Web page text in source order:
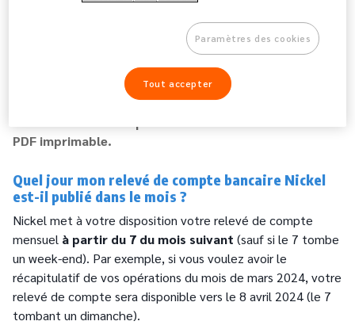
Cliquez sur l’onglet« mes relevés »
Sélectionnez l’année et le mois voulus.
Cliquez sur l’onglet« Télécharger »
PDF imprimable.
Quel jour mon relevé de compte bancaire Nickel
est-il publié dans le mois ?
Nickel met à votre disposition votre relevé de compte
mensuel à partir du 7 du mois suivant (sauf si le 7 tombe
un week-end). Par exemple, si vous voulez avoir le
récapitulatif de vos opérations du mois de mars 2024, votre
relevé de compte sera disponible vers le 8 avril 2024 (le 7
tombant un dimanche).
Paramètres des cookies
Tout accepter